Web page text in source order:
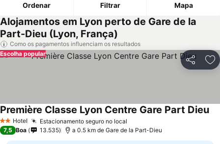
Ordenar Filtrar Mapa
Alojamentos em Lyon perto de Gare de la
Part-Dieu (Lyon, França)
Como os pagamentos influenciam os resultados
Partilhar
Escolha popular
2 Estrelas
Hotel Estacionamento seguro no local
Première Classe Lyon Centre Gare Part Dieu
7,5 Boa 13.535 a 0.5 km de Gare de la Part-Dieu